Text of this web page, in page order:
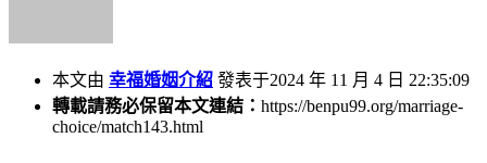
本文由 幸福婚姻介紹 發表于2024 年 11 月 4 日 22:35:09
轉載請務必保留本文連結： https://benpu99.org/marriage-
choice/match143.html